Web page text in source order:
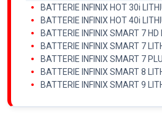
BATTERIE INFINIX HOT 30i
BATTERIE INFINIX HOT 40i
BATTERIE INFINIX SMART 7 HD
BATTERIE INFINIX SMART 7
BATTERIE INFINIX SMART 7
BATTERIE INFINIX SMART 8
BATTERIE INFINIX SMART 9